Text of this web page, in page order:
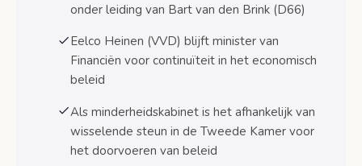
Welke partij levert welke bewindslieden
Bronnen
onder leiding van Bart van den Brink (D66)
Eelco Heinen (VVD) blijft minister van
Financiën voor continuïteit in het economisch
beleid
Als minderheidskabinet is het afhankelijk van
wisselende steun in de Tweede Kamer voor
het doorvoeren van beleid